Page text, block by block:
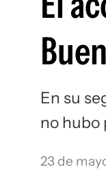
En su
no hubo
23 de